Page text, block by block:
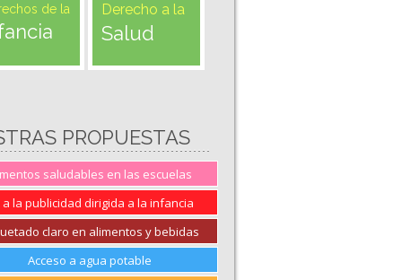
de la Derecho a la
Salud
PROPUESTAS
saludables en las escuelas
a la publicidad dirigida a la infancia
claro en alimentos y bebidas
Acceso a agua potable